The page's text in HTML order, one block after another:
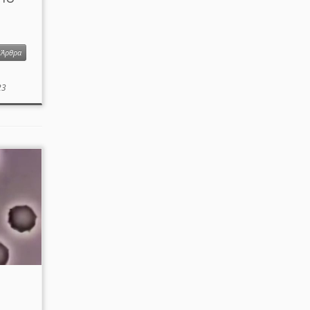
Άρθρα